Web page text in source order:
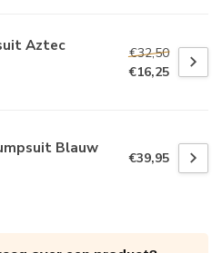
Aztec
€32,50
€16,25
Blauw
€39,95